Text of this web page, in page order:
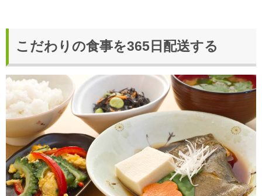
こだわりの食事を365日配送する